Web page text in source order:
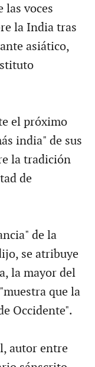
las voces
la India tras
asiático,
el próximo
india" de sus
la tradición
de
de la
se atribuye
la mayor del
que la
Occidente".
autor entre